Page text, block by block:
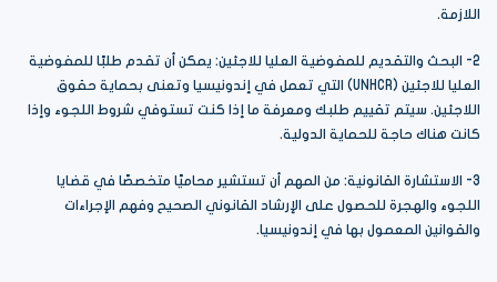
اللازمة.
2- البحث والتقديم للمفوضية العليا للاجئين: يمكن أن تقدم طلبًا للمفوضية
العليا للاجئين (UNHCR) التي تعمل في إندونيسيا وتعنى بحماية حقوق
اللاجئين. سيتم تقييم طلبك ومعرفة ما إذا كنت تستوفي شروط اللجوء وإذا
كانت هناك حاجة للحماية الدولية.
3- الاستشارة القانونية: من المهم أن تستشير محاميًا متخصصًا في قضايا
اللجوء والهجرة للحصول على الإرشاد القانوني الصحيح وفهم الإجراءات
والقوانين المعمول بها في إندونيسيا.